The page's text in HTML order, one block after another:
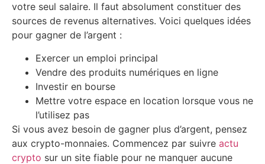
votre seul salaire. Il faut absolument constituer des
sources de revenus alternatives. Voici quelques idées
pour gagner de l’argent :
Exercer un emploi principal
Vendre des produits numériques en ligne
Investir en bourse
Mettre votre espace en location lorsque vous ne
l’utilisez pas
Si vous avez besoin de gagner plus d’argent, pensez
aux crypto-monnaies. Commencez par suivre actu
crypto sur un site fiable pour ne manquer aucune